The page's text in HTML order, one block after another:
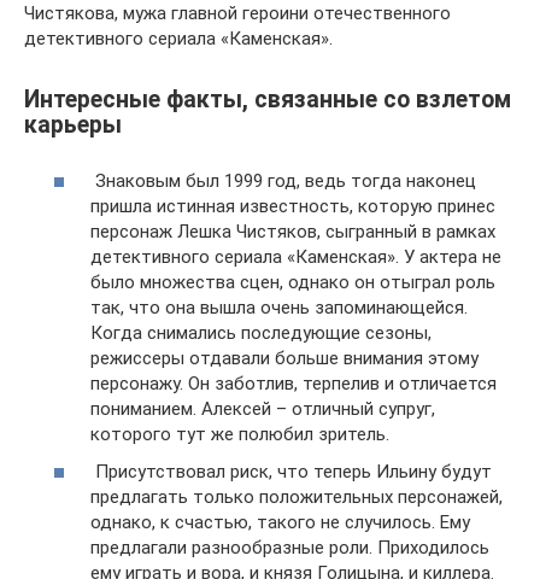
Чистякова, мужа главной героини отечественного
детективного сериала «Каменская».
Интересные факты, связанные со взлетом
карьеры
Знаковым был 1999 год, ведь тогда наконец
пришла истинная известность, которую принес
персонаж Лешка Чистяков, сыгранный в рамках
детективного сериала «Каменская». У актера не
было множества сцен, однако он отыграл роль
так, что она вышла очень запоминающейся.
Когда снимались последующие сезоны,
режиссеры отдавали больше внимания этому
персонажу. Он заботлив, терпелив и отличается
пониманием. Алексей – отличный супруг,
которого тут же полюбил зритель.
Присутствовал риск, что теперь Ильину будут
предлагать только положительных персонажей,
однако, к счастью, такого не случилось. Ему
предлагали разнообразные роли. Приходилось
ему играть и вора, и князя Голицына, и киллера.